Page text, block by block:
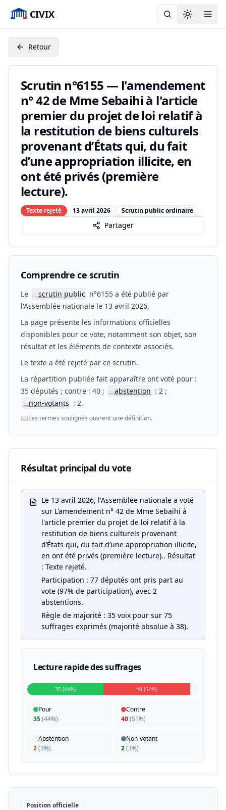
CIVIX Toggle
Retour
Scrutin n°6155 — l'amendement
n° 42 de Mme Sebaihi à l'article
premier du projet de loi relatif à
la restitution de biens culturels
provenant d’États qui, du fait
d’une appropriation illicite, en
ont été privés (première
lecture).
Texte rejeté 13 avril 2026 Scrutin public ordinaire
Partager
Comprendre ce scrutin
Le 📖scrutin public n°6155 a été publié par
l'Assemblée nationale le 13 avril 2026.
La page présente les informations officielles
disponibles pour ce vote, notamment son objet, son
résultat et les éléments de contexte associés.
Le texte a été rejeté par ce scrutin.
La répartition publiée fait apparaître ont voté pour :
35 députés ; contre : 40 ;
📖abstention : 2 ;
📖non-votants : 2.
📖Les termes soulignés ouvrent une définition.
Résultat principal du vote
Le 13 avril 2026, l'Assemblée nationale a voté
sur L'amendement n° 42 de Mme Sebaihi à
l'article premier du projet de loi relatif à la
restitution de biens culturels provenant
d’États qui, du fait d’une appropriation illicite,
en ont été privés (première lecture).. Résultat
: Texte rejeté.
Participation : 77 députés ont pris part au
vote (97% de participation), avec 2
abstentions.
Règle de majorité : 35 voix pour sur 75
suffrages exprimés (majorité absolue à 38).
Lecture rapide des suffrages
35 (44%) 40 (51%)
Pour
35(44%)
Contre
40(51%)
Abstention
2(3%)
Non-votant
2(3%)
Position officielle